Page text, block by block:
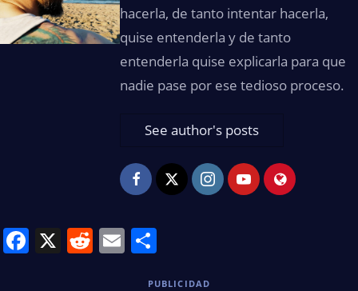
hacerla, de tanto intentar hacerla,
quise entenderla y de tanto
entenderla quise explicarla para que
nadie pase por ese tedioso proceso.
See author's posts
Facebook
X Reddit
Email
PUBLICIDAD